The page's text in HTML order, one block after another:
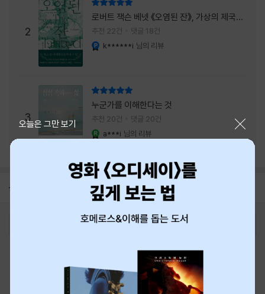
2
로버트 잭슨 베넷 《오염된 잔》, 가상의 제국이
주는 실감과 미스터리 사건의 치밀함이 이루어
내는 최상의 시너지...
추천 22건 댓글 18건
k******i 님의 리뷰
3
누군가를 이해한다는 것
추천 20건 댓글 20건
a***i 님의 리뷰
공지 8월 신용카드 무이자할부 안내
오늘은 그만 보기
최근 본 상품
티켓 1544-6399
중고샵 1566-4295
eBook 1:1문의/채팅상담
예스이십사(주) 사업자 정보